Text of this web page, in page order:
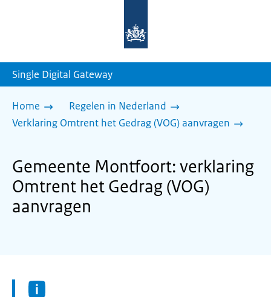
homepage
Single Digital Gateway
Home
Regelen in Nederland
Verklaring Omtrent het Gedrag (VOG) aanvragen
Gemeente Montfoort: verklaring
Omtrent het Gedrag (VOG)
aanvragen